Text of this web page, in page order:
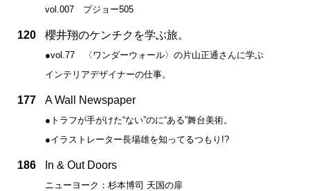
vol.007 プジョー505
120 櫻井翔のケンチクを学ぶ旅。
●vol.77 〈ワンダーウォール〉の片山正通さんに学ぶ
インテリアデザイナーの仕事。
177 A Wall Newspaper
●トラフが手がけた“ない”のに“ある”舞台美術。
●イラストレーター長場雄を知ってるつもり!?
186 In & Out Doors
ニューヨーク：杉本博司 天国の扉